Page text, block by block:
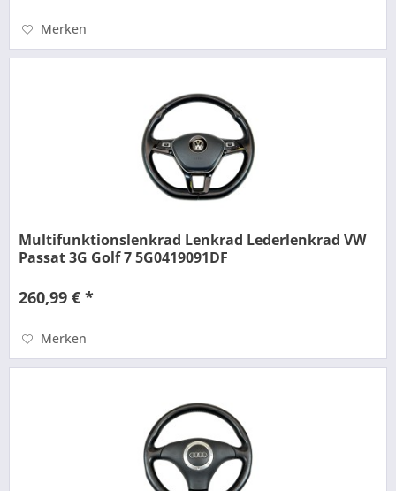
Merken
Multifunktionslenkrad Lenkrad Lederlenkrad VW
Passat 3G Golf 7 5G0419091DF
260,99 € *
Merken